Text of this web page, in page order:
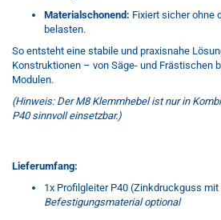
Materialschonend: Fixiert sicher ohne
belasten.
So entsteht eine stabile und praxisnahe
Konstruktionen – von Säge- und Frästischen
Modulen.
(Hinweis: Der M8 Klemmhebel ist nur in
P40 sinnvoll einsetzbar.)
Lieferumfang:
1x Profilgleiter P40 (Zinkdruckguss mit
Befestigungsmaterial optional